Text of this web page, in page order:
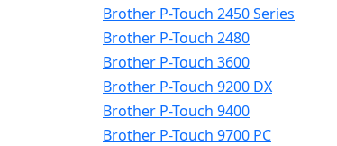
Brother P-Touch 2450 Series
Brother P-Touch 2480
Brother P-Touch 3600
Brother P-Touch 9200 DX
Brother P-Touch 9400
Brother P-Touch 9700 PC